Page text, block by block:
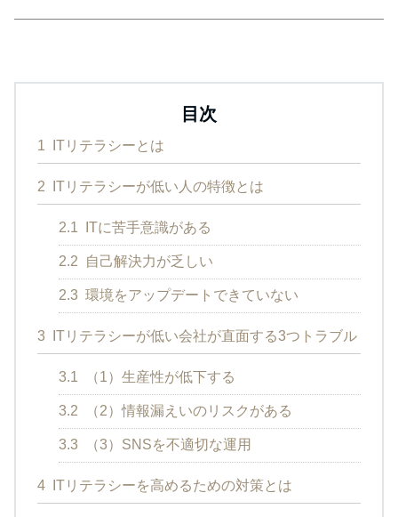
目次
1 ITリテラシーとは
2 ITリテラシーが低い人の特徴とは
2.1 ITに苦手意識がある
2.2 自己解決力が乏しい
2.3 環境をアップデートできていない
3 ITリテラシーが低い会社が直面する3つトラブル
3.1 （1）生産性が低下する
3.2 （2）情報漏えいのリスクがある
3.3 （3）SNSを不適切な運用
4 ITリテラシーを高めるための対策とは